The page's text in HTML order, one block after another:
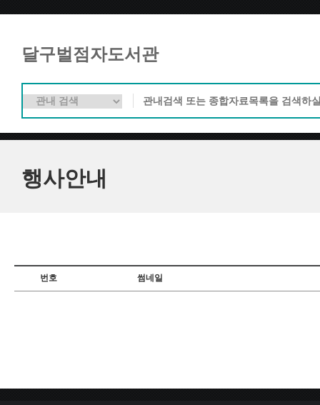
달구벌점자도서관
행사안내
번호 썸네일